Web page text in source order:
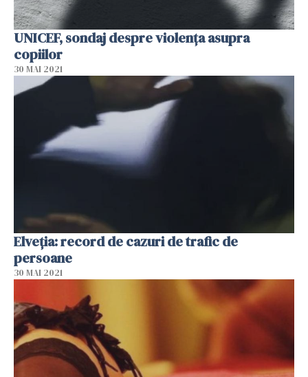
UNICEF, sondaj despre violența asupra
copiilor
30 MAI 2021
Elveția: record de cazuri de trafic de
persoane
30 MAI 2021